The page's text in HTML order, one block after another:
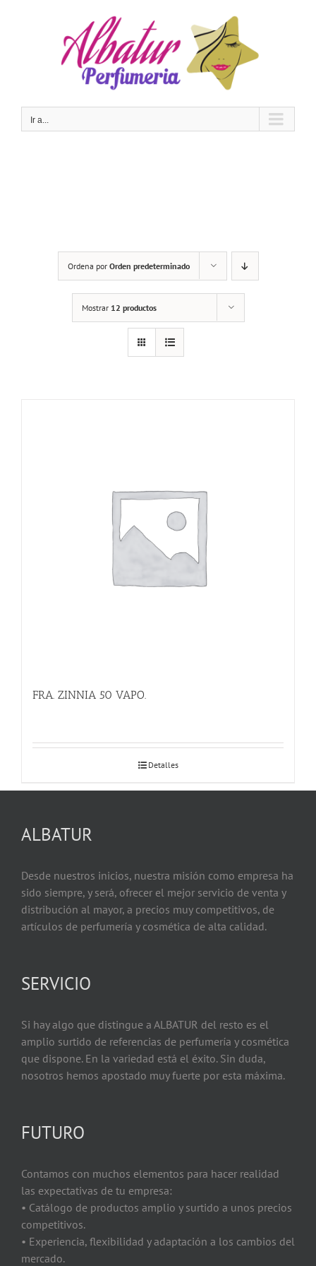
Ir a...
Ordena por Orden predeterminado
Mostrar 12 productos
FRA. ZINNIA 50 VAPO.
Detalles
ALBATUR
Desde nuestros inicios, nuestra misión como empresa ha
sido siempre, y será, ofrecer el mejor servicio de venta y
distribución al mayor, a precios muy competitivos, de
artículos de perfumería y cosmética de alta calidad.
SERVICIO
Si hay algo que distingue a ALBATUR del resto es el
amplio surtido de referencias de perfumería y cosmética
que dispone. En la variedad está el éxito. Sin duda,
nosotros hemos apostado muy fuerte por esta máxima.
FUTURO
Contamos con muchos elementos para hacer realidad
las expectativas de tu empresa:
• Catálogo de productos amplio y surtido a unos precios
competitivos.
• Experiencia, flexibilidad y adaptación a los cambios del
mercado.